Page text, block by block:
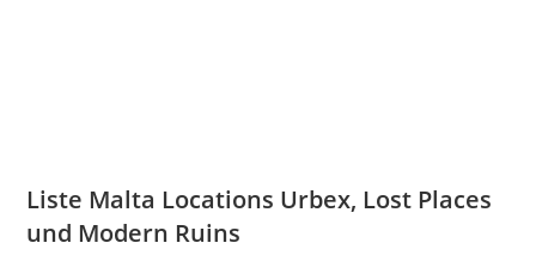
Liste Malta Locations Urbex, Lost Places
und Modern Ruins